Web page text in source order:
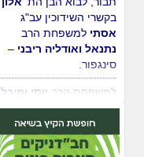
ברקת.
למשפחת הרבאהרון
ורויטל בן ארי
תבור, לבוא הבן הת'אלון
בקשרי השידוכין עב"ג
אסתילמשפחת הרב
נתנאל ואודליה ריבני–
סינגפור.